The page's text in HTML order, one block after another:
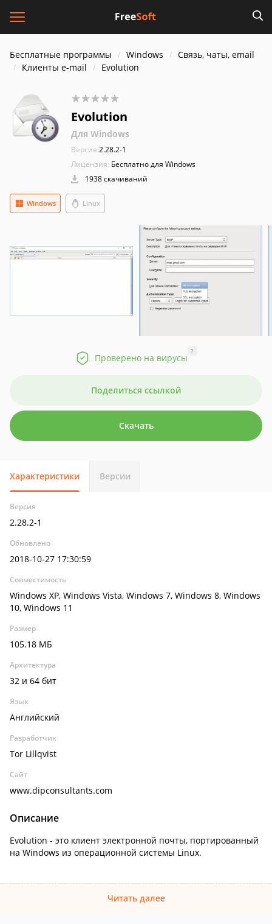
Бесплатные программы Windows
Связь, чаты, email
Клиенты e-mail
Evolution
Evolution
Для Windows
Версия:2.28.2-1
Лицензия: Бесплатно для Windows
1938 скачиваний
Linux
Windows
Проверено на вирусы
?
Поделиться ссылкой
Скачать
Характеристики Версии
Версия
2.28.2-1
Обновлено
2018-10-27 17:30:59
Совместимость
Windows XP, Windows Vista, Windows 7, Windows 8, Windows
10, Windows 11
Размер
105.18 МБ
Архитектура
32 и 64 бит
Язык
Английский
Разработчик
Tor Lillqvist
Сайт
www.dipconsultants.com
Описание
Evolution - это клиент электронной почты, портированный
на Windows из операционной системы Linux.
Читать далее